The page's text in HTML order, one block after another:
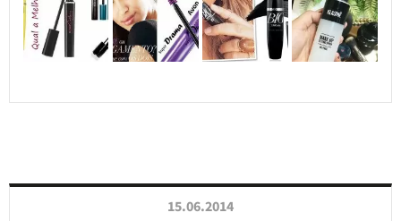
15.06.2014